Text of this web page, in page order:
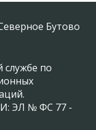
Бутово
службе по
ЭЛ № ФС 77 -